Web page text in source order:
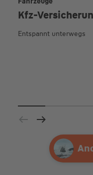
Ihre
Kfz-
Entspannt unterwegs